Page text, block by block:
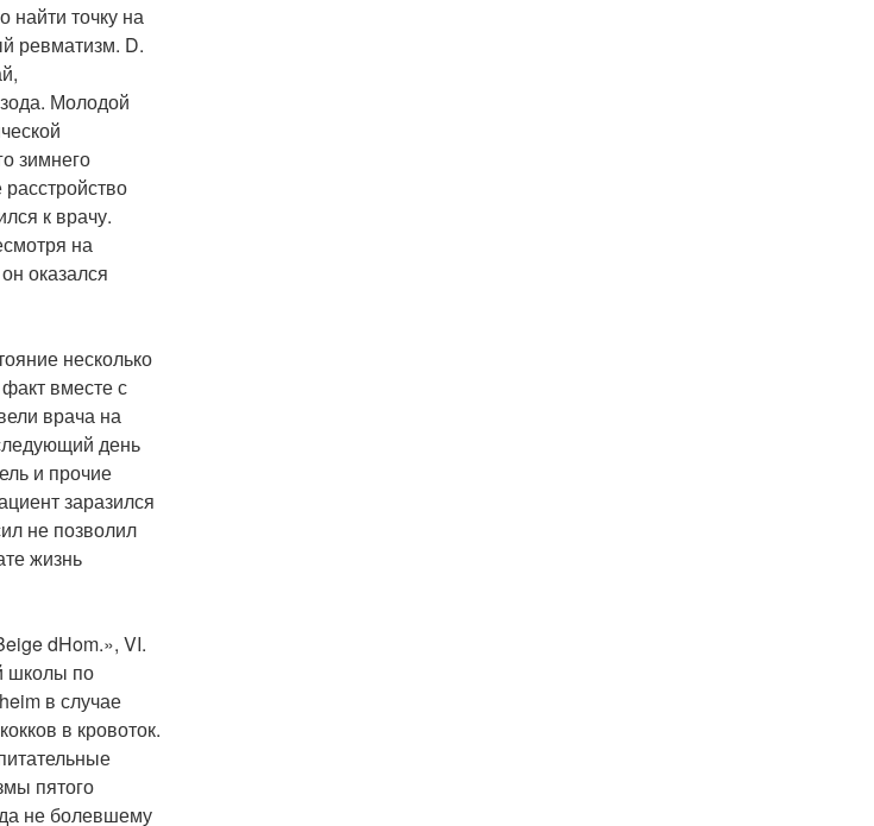
найти точку на
ревматизм. D.
Молодой
зимнего
к врачу.
на
оказался
несколько
вместе с
врача на
день
и прочие
заразился
не позволил
жизнь
dHom.», VI.
школы по
в случае
в кровоток.
пятого
не болевшему